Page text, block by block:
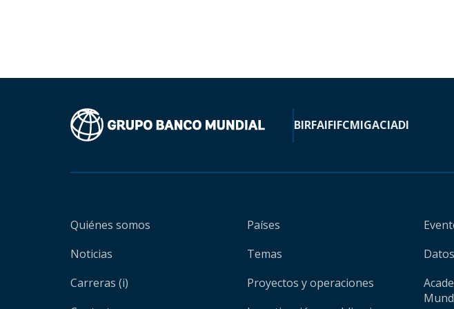
BIRFAIFIFCMIGACIADI
Quiénes somos
Noticias
Carreras (i)
Países
Temas
Proyectos y operaciones
Datos